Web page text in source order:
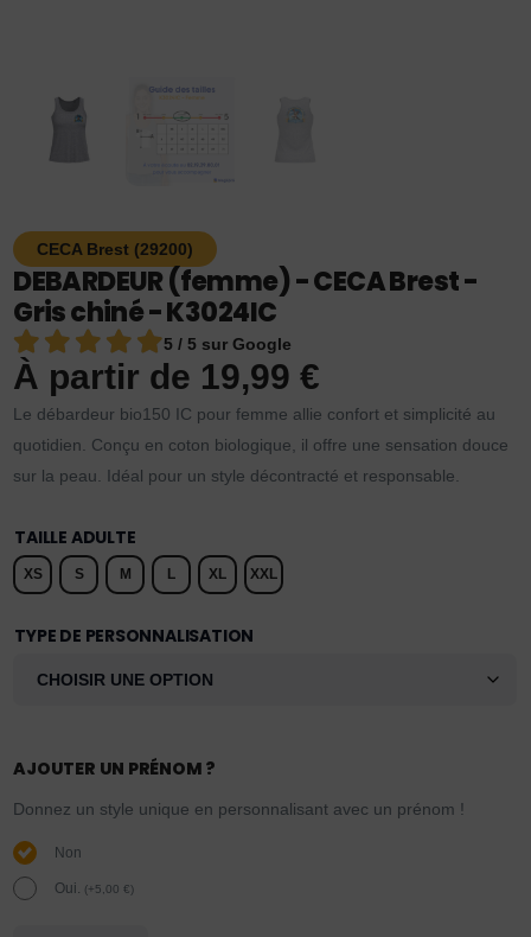
CECA Brest (29200)
DEBARDEUR (femme) - CECA Brest -
Gris chiné - K3024IC
5 / 5 sur Google
À partir de 19,99€
Le débardeur bio150 IC pour femme allie confort et simplicité au
quotidien. Conçu en coton biologique, il offre une sensation douce
sur la peau. Idéal pour un style décontracté et responsable.
TAILLE ADULTE
XS S M L XL XXL
TYPE DE PERSONNALISATION
AJOUTER UN PRÉNOM ?
Donnez un style unique en personnalisant avec un prénom !
Non
Oui. (+5,00€)